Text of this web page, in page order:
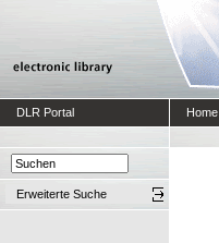
DLR Portal Home
Erweiterte Suche